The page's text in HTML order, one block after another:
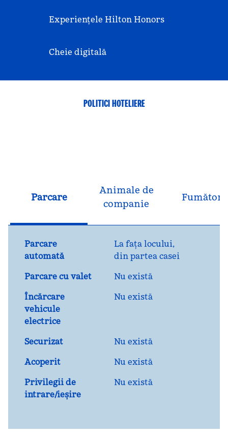
Experiențele Hilton Honors
Cheie digitală
POLITICI HOTELIERE
Parcare
Animale de
companie
Fumători
Parcare
automată
La fața locului,
din partea casei
Parcare cu valet
Nu există
Încărcare
vehicule
electrice
Nu există
Securizat
Nu există
Acoperit
Nu există
Privilegii de
intrare/ieșire
Nu există